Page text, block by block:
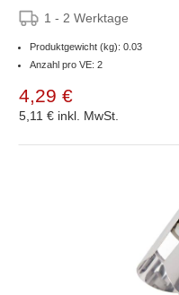
1 - 2 Werktage
Produktgewicht (kg): 0.03
Anzahl pro VE: 2
4,29 €
5,11 € inkl. MwSt.